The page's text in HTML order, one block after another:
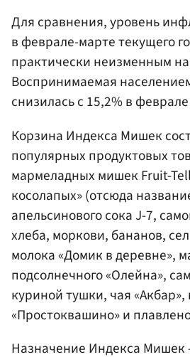
Для сравнения, уровень
в феврале-марте текущего
практически неизменным
Воспринимаемая
снизилась с 15,2% в
Корзина Индекса Мишек
популярных продуктовых
мармеладных мишек Fruit-
косолапых» (отсюда
апельсинового сока J-7,
хлеба, моркови, бананов,
молока «Домик в деревне»,
подсолнечного «Олейна»,
куриной тушки, чая
«Простоквашино» и
Назначение Индекса Мишек